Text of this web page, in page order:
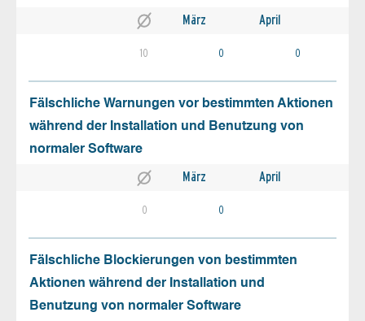
März April
10 0 0
Fälschliche Warnungen vor bestimmten Aktionen
während der Installation und Benutzung von
normaler Software
März April
0 0
Fälschliche Blockierungen von bestimmten
Aktionen während der Installation und
Benutzung von normaler Software